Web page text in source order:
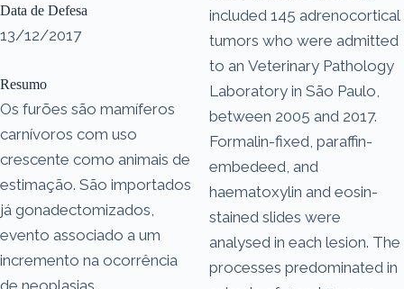
Data de Defesa
13/12/2017
Resumo
Os furões são mamíferos
carnívoros com uso
crescente como animais de
estimação. São importados
já gonadectomizados,
evento associado a um
incremento na ocorrência
de neoplasias.
included 145 adrenocortical
tumors who were admitted
to an Veterinary Pathology
Laboratory in São Paulo,
between 2005 and 2017.
Formalin-fixed, paraffin-
embedeed, and
haematoxylin and eosin-
stained slides were
analysed in each lesion. The
processes predominated in